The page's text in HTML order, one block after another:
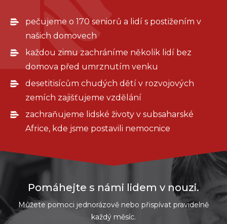
pečujeme o 170 seniorů a lidí s postižením v
našich domovech
každou zimu zachráníme několik lidí bez
domova před umrznutím venku
desetitisícům chudých dětí v rozvojových
zemích zajišťujeme vzdělání
zachraňujeme lidské životy v subsaharské
Africe, kde jsme postavili nemocnice
Pomáhejte s námi lidem v nouzi.
Můžete pomoci jednorázově nebo přispívat pravidelně
každý měsíc.